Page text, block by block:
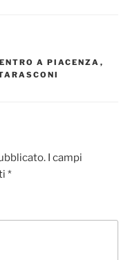
A PIACENZA ,
I campi
*